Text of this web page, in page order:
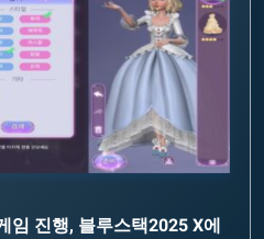
임 진행, 블루스택2025 X에